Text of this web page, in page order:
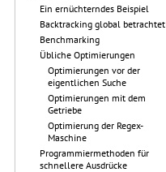
Ein ernüchterndes Beispiel
Backtracking global betrachtet
Benchmarking
Übliche Optimierungen
Optimierungen vor der
eigentlichen Suche
Optimierungen mit dem
Getriebe
Optimierung der Regex-
Maschine
Programmiermethoden für
schnellere Ausdrücke